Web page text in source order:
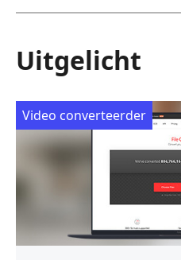
Uitgelicht
Video converteerder